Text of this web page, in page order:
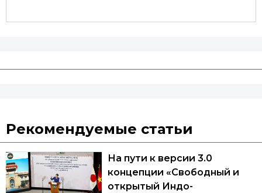
Рекомендуемые статьи
На пути к версии 3.0
концепции «Свободный и
открытый Индо-